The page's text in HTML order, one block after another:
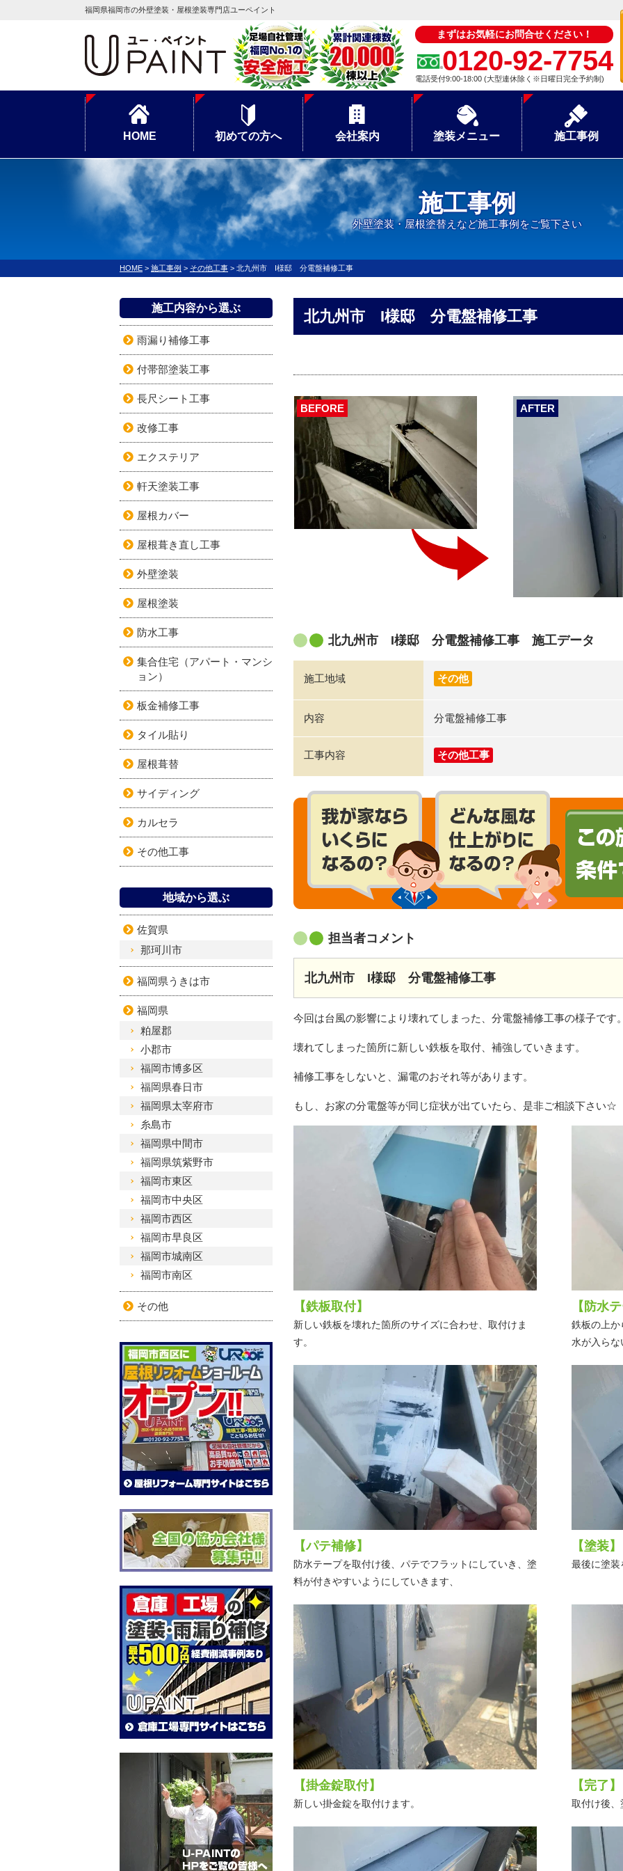
福岡県福岡市の外壁塗装・屋根塗装専門店ユーペイント
まずはお気軽にお問合せください！
0120-92-7754
電話受付9:00-18:00 (大型連休除く※日曜日完全予約制)
HOME 初めての方へ 会社案内 塗装メニュー 施工事例
施工事例
外壁塗装・屋根塗替えなど施工事例をご覧下さい
HOME > 施工事例 > その他工事 > 北九州市 I様邸 分電盤補修工事
北九州市 I様邸 分電盤補修工事
AFTER
BEFORE
北九州市 I様邸 分電盤補修工事 施工データ
施工地域 その他
内容 分電盤補修工事
工事内容 その他工事
担当者コメント
北九州市 I様邸 分電盤補修工事
今回は台風の影響により壊れてしまった、分電盤補修工事の様子です
壊れてしまった箇所に新しい鉄板を取付、補強していきます。
補修工事をしないと、漏電のおそれ等があります。
もし、お家の分電盤等が同じ症状が出ていたら、是非ご相談下さい☆
【鉄板取付】
新しい鉄板を壊れた箇所のサイズに合わせ、取付けま
す。
【防水
鉄板の上か
水が入らな
【パテ補修】
防水テープを取付け後、パテでフラットにしていき、塗
料が付きやすいようにしていきます、
【塗装】
最後に塗装
【掛金錠取付】
新しい掛金錠を取付けます。
【完了】
取付け後、
施工内容から選ぶ
雨漏り補修工事
付帯部塗装工事
長尺シート工事
改修工事
エクステリア
軒天塗装工事
屋根カバー
屋根葺き直し工事
外壁塗装
屋根塗装
防水工事
集合住宅（アパート・マンシ
ョン）
板金補修工事
タイル貼り
屋根葺替
サイディング
カルセラ
その他工事
地域から選ぶ
佐賀県
那珂川市
福岡県うきは市
福岡県
粕屋郡
小郡市
福岡市博多区
福岡県春日市
福岡県太宰府市
糸島市
福岡県中間市
福岡県筑紫野市
福岡市東区
福岡市中央区
福岡市西区
福岡市早良区
福岡市城南区
福岡市南区
その他